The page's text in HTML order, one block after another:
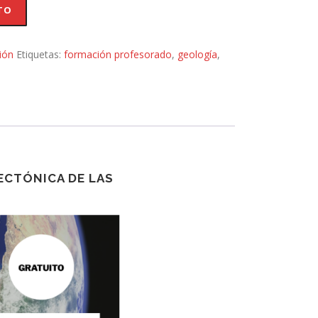
Etiquetas:formación profesorado, geología,
DE LAS